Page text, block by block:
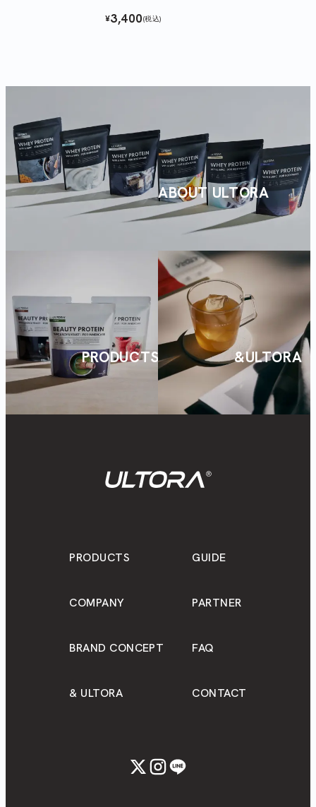
¥3,400(税込)
ABOUT ULTORA
PRODUCTS &ULTORA
PRODUCTS GUIDE
COMPANY PARTNER
BRAND CONCEPT FAQ
& ULTORA CONTACT